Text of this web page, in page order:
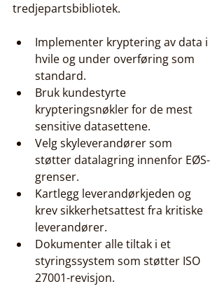
tredjepartsbibliotek.
Implementer kryptering av data i
hvile og under overføring som
standard.
Bruk kundestyrte
krypteringsnøkler for de mest
sensitive datasettene.
Velg skyleverandører som
støtter datalagring innenfor EØS-
grenser.
Kartlegg leverandørkjeden og
krev sikkerhetsattest fra kritiske
leverandører.
Dokumenter alle tiltak i et
styringssystem som støtter ISO
27001-revisjon.